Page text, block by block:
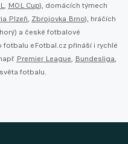
, MOL Cup), domácích týmech
Plzeň, Zbrojovka Brno), hráčích
a české fotbalové
fotbalu eFotbal.cz přináší i rychlé
Premier League, Bundesliga,
fotbalu.